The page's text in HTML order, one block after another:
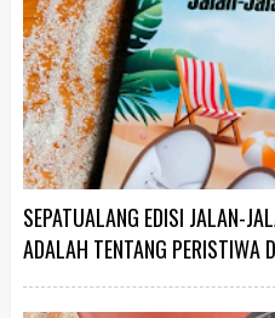
SEPATUALANG EDISI JALAN-
ADALAH TENTANG PERISTIWA